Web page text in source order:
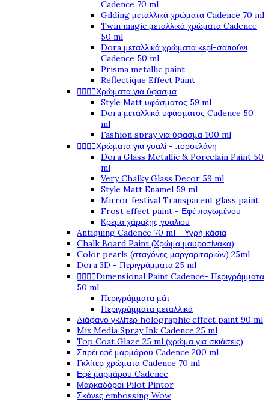
Cadence 70 ml
Gilding μεταλλικά χρώματα Cadence 70 ml
Twin magic μεταλλικά χρώματα Cadence
50 ml
Dora μεταλλικά χρώματα κερί-σαπούνι
Cadence 50 ml
Prisma metallic paint
Reflectique Effect Paint
Χρώματα για ύφασμα
Style Matt υφάσματος 59 ml
Dora μεταλλικά υφάσματος Cadence 50
ml
Fashion spray για ύφασμα 100 ml
Χρώματα για γυαλί - πορσελάνη
Dora Glass Metallic & Porcelain Paint 50
ml
Very Chalky Glass Decor 59 ml
Style Matt Enamel 59 ml
Mirror festival Transparent glass paint
Frost effect paint - Εφέ παγωμένου
Κρέμα χάραξης γυαλιού
Antiquing Cadence 70 ml - Υγρή κάσια
Chalk Board Paint (Χρώμα μαυροπίνακα)
Color pearls (σταγόνες μαργαριταριών) 25ml
Dora 3D - Περιγράμματα 25 ml
Dimensional Paint Cadence- Περιγράμματα
50 ml
Περιγράμματα μάτ
Περιγράμματα μεταλλικά
Διάφανο γκλίτερ holographic effect paint 90 ml
Mix Media Spray Ink Cadence 25 ml
Top Coat Glaze 25 ml (χρώμα για σκιάσεις)
Σπρέι εφέ μαρμάρου Cadence 200 ml
Γκλίτερ χρώματα Cadence 70 ml
Εφέ μαρμάρου Cadence
Μαρκαδόροι Pilot Pintor
Σκόνες embossing Wow